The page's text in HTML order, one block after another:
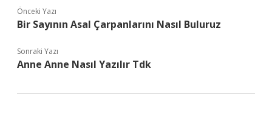
Önceki Yazı
Bir Sayının Asal Çarpanlarını Nasıl Buluruz
Sonraki Yazı
Anne Anne Nasıl Yazılır Tdk